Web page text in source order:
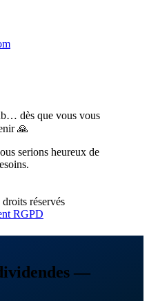
dès que vous vous
🙏
serions heureux de
réservés
RGPD
—